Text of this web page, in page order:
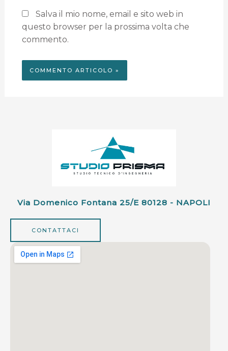
Salva il mio nome, email e sito web in
questo browser per la prossima volta che
commento.
Via Domenico Fontana 25/e 80128 - NAPOLI
CONTATTACI